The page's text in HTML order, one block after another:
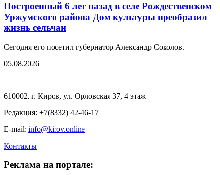
Построенный 6 лет назад в селе Рождественском
Уржумского района Дом культуры преобразил
жизнь сельчан
Сегодня его посетил губернатор Александр Соколов.
05.08.2026
610002, г. Киров, ул. Орловская 37, 4 этаж
Редакция: +7(8332) 42-46-17
E-mail: info@kirov.online
Контакты
Реклама на портале: